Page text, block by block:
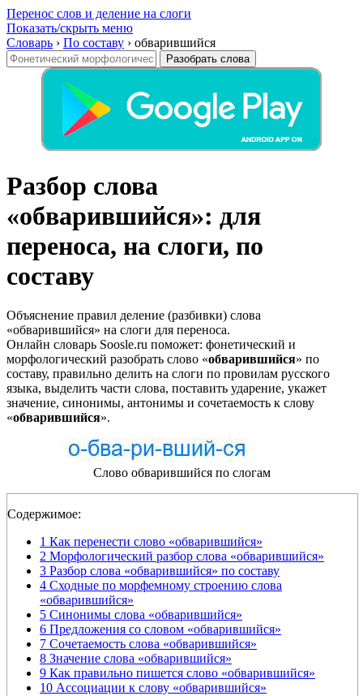
Перенос слов и деление на слоги
Показать/скрыть меню
Словарь › По составу › обварившийся
Разобрать слова
Разбор слова
«обварившийся»: для
переноса, на слоги, по
составу
Объяснение правил деление (разбивки) слова
«обварившийся» на слоги для переноса.
Онлайн словарь Soosle.ru поможет: фонетический и
морфологический разобрать слово «обварившийся» по
составу, правильно делить на слоги по провилам русского
языка, выделить части слова, поставить ударение, укажет
значение, синонимы, антонимы и сочетаемость к слову
«обварившийся».
Слово обварившийся по слогам
Содержимое:
1 Как перенести слово «обварившийся»
2 Морфологический разбор слова «обварившийся»
3 Разбор слова «обварившийся» по составу
4 Сходные по морфемному строению слова
«обварившийся»
5 Синонимы слова «обварившийся»
6 Предложения со словом «обварившийся»
7 Сочетаемость слова «обварившийся»
8 Значение слова «обварившийся»
9 Как правильно пишется слово «обварившийся»
10 Ассоциации к слову «обварившийся»